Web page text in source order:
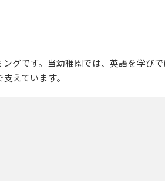
グです。当幼稚園では、英語を学び
えています。